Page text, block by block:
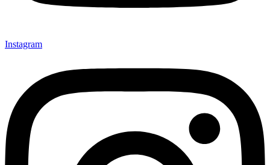
Instagram